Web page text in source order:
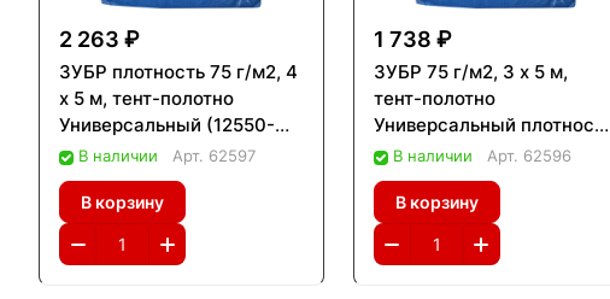
2 263 ₽
ЗУБР плотность 75 г/м2, 4
х 5 м, тент-полотно
Универсальный (12550-
04-05)
В наличии Арт. 62597
В корзину
1 738 ₽
ЗУБР 75 г/м2, 3 х 5 м,
тент-полотно
Универсальный плотность
(12550-03-05)
В наличии Арт. 62596
В корзину